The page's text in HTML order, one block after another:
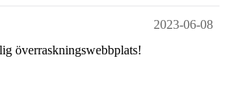
2023-06-08
överraskningswebbplats!